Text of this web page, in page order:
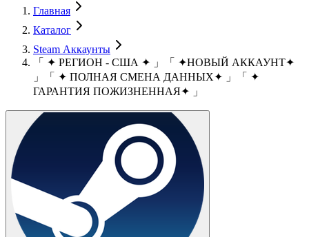
Главная
Каталог
Steam Аккаунты
「 ✦ РЕГИОН - США ✦ 」「 ✦НОВЫЙ АККАУНТ✦
」「 ✦ ПОЛНАЯ СМЕНА ДАННЫХ✦ 」「 ✦
ГАРАНТИЯ ПОЖИЗНЕННАЯ✦ 」